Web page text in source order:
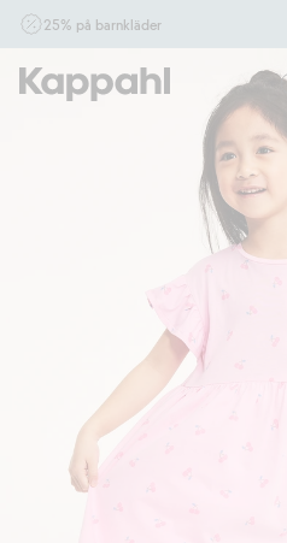
25% på barnkläder
10.00. Ej Newbie. Gäller för dig som är
andra rabatter eller erbjudanden.
Shoppa